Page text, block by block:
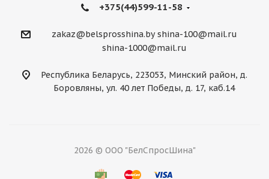
+375(44)599-11-58
zakaz@belsprosshina.by shina-100@mail.ru
shina-1000@mail.ru
Республика Беларусь, 223053, Минский район, д.
Боровляны, ул. 40 лет Победы, д. 17, каб.14
2026 © ООО "БелСпросШина"